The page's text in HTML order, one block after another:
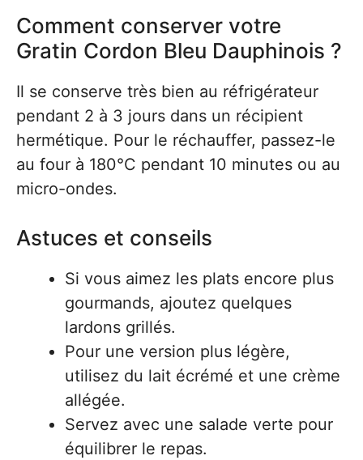
Comment conserver votre
Gratin Cordon Bleu Dauphinois ?
Il se conserve très bien au réfrigérateur
pendant 2 à 3 jours dans un récipient
hermétique. Pour le réchauffer, passez-le
au four à 180°C pendant 10 minutes ou au
micro-ondes.
Astuces et conseils
Si vous aimez les plats encore plus
gourmands, ajoutez quelques
lardons grillés.
Pour une version plus légère,
utilisez du lait écrémé et une crème
allégée.
Servez avec une salade verte pour
équilibrer le repas.